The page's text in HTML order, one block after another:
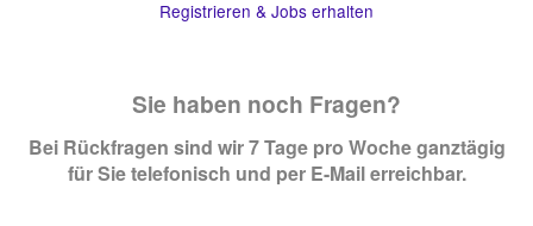
Registrieren & Jobs erhalten
Sie haben noch Fragen?
Bei Rückfragen sind wir 7 Tage pro Woche ganztägig
für Sie telefonisch und per E-Mail erreichbar.